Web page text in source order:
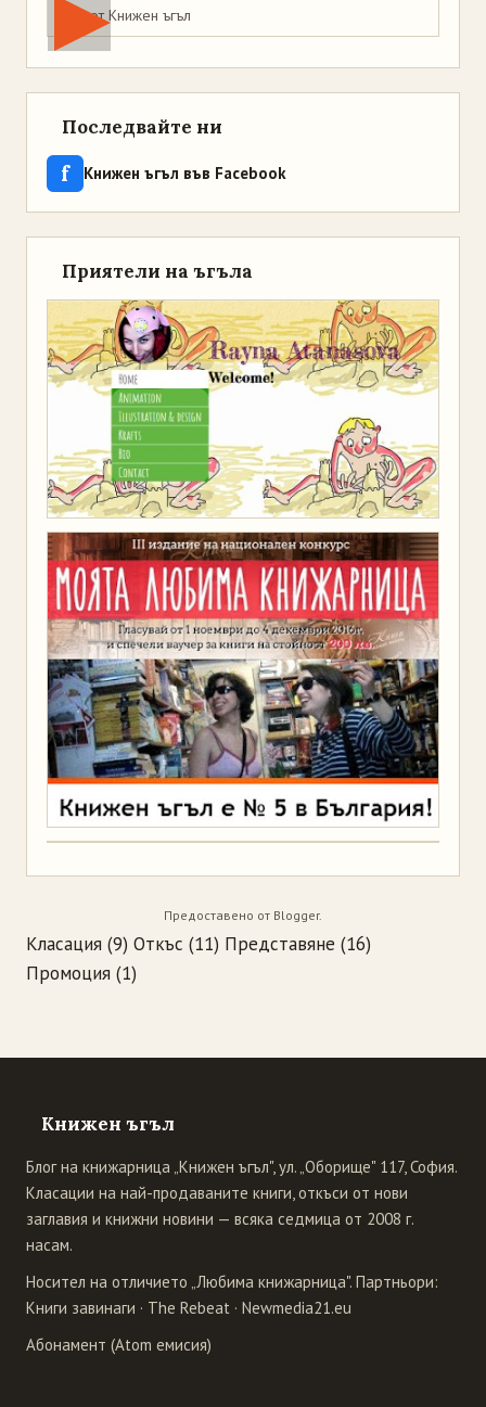
Мая от Книжен ъгъл
Последвайте ни
f Книжен ъгъл във Facebook
Приятели на ъгъла
Предоставено от Blogger.
Класация (9) Откъс (11) Представяне (16)
Промоция (1)
Книжен ъгъл
Блог на книжарница „Книжен ъгъл", ул. „Оборище" 117, София.
Класации на най-продаваните книги, откъси от нови
заглавия и книжни новини — всяка седмица от 2008 г.
насам.
Носител на отличието „Любима книжарница". Партньори:
Книги завинаги · The Rebeat · Newmedia21.eu
Абонамент (Atom емисия)